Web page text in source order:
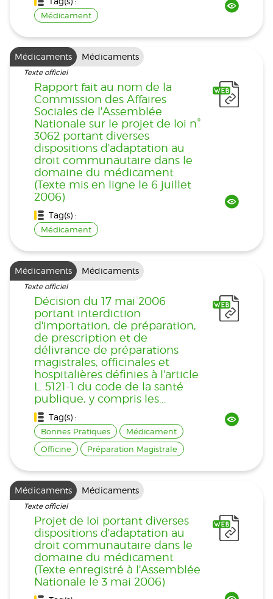
Médicament
Médicaments Médicaments
Texte officiel
Rapport fait au nom de la
Commission des Affaires
Sociales de l'Assemblée
Nationale sur le projet de loi n°
3062 portant diverses
dispositions d'adaptation au
droit communautaire dans le
domaine du médicament
(Texte mis en ligne le 6 juillet
2006)
Tag(s) :
Médicament
Médicaments Médicaments
Texte officiel
Décision du 17 mai 2006
portant interdiction
d'importation, de préparation,
de prescription et de
délivrance de préparations
magistrales, officinales et
hospitalières définies à l'article
L. 5121-1 du code de la santé
publique, y compris les...
Tag(s) :
Bonnes Pratiques
Médicament
Officine
Préparation Magistrale
Médicaments Médicaments
Texte officiel
Projet de loi portant diverses
dispositions d'adaptation au
droit communautaire dans le
domaine du médicament
(Texte enregistré à l'Assemblée
Nationale le 3 mai 2006)